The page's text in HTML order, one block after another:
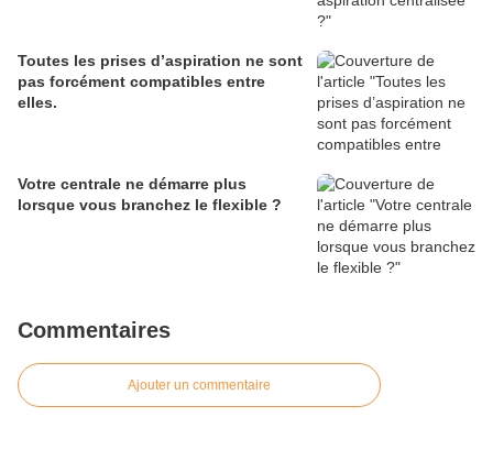
Toutes les prises d’aspiration ne sont
pas forcément compatibles entre
elles.
Votre centrale ne démarre plus
lorsque vous branchez le flexible ?
Commentaires
Ajouter un commentaire